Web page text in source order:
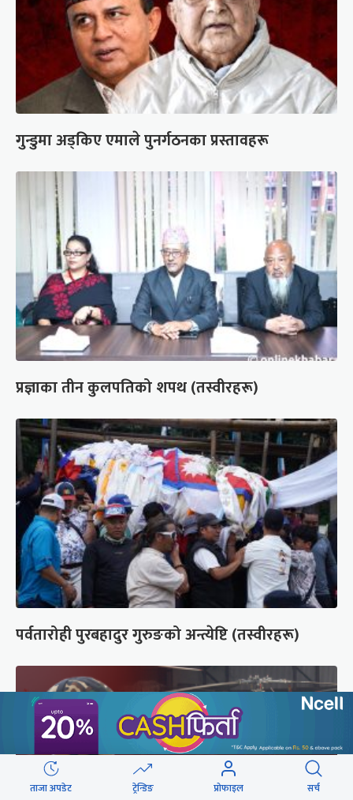
गुन्डुमा अड्किए एमाले पुनर्गठनका प्रस्तावहरू
प्रज्ञाका तीन कुलपतिको शपथ (तस्वीरहरू)
पर्वतारोही पुरबहादुर गुरुङको अन्त्येष्टि (तस्वीरहरू)
ताजा अपडेट ट्रेन्डिङ प्रोफाइल सर्च